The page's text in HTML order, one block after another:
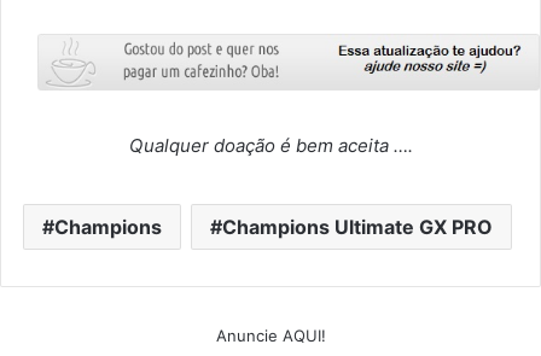
Qualquer doação é bem aceita ….
Champions Champions Ultimate GX PRO
Anuncie AQUI!